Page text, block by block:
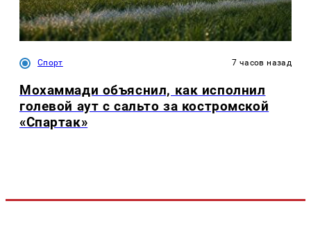
Спорт 7 часов назад
Мохаммади объяснил, как исполнил
голевой аут с сальто за костромской
«Спартак»